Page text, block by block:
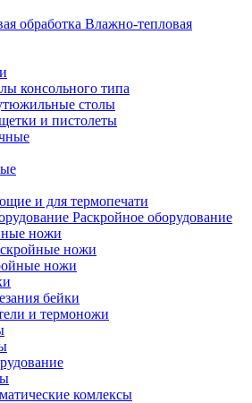
Влажно-тепловая
консольного типа
столы
и пистолеты
и для термопечати
Раскройное оборудование
ножи
ножи
ножи
бейки
и термоножи
комлексы